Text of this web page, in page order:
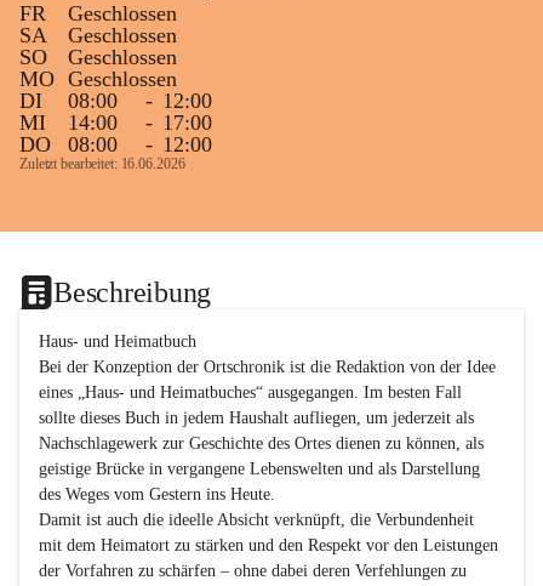
FR
Geschlossen
SA
Geschlossen
SO
Geschlossen
MO Geschlossen
DI
08:00 - 12:00
MI
14:00 - 17:00
DO
08:00 - 12:00
Zuletzt bearbeitet: 16.06.2026
Beschreibung
Haus- und Heimatbuch
Bei der Konzeption der Ortschronik ist die Redaktion von der Idee
eines „Haus- und Heimatbuches“ ausgegangen. Im besten Fall
sollte dieses Buch in jedem Haushalt aufliegen, um jederzeit als
Nachschlagewerk zur Geschichte des Ortes dienen zu können, als
geistige Brücke in vergangene Lebenswelten und als Darstellung
des Weges vom Gestern ins Heute.
Damit ist auch die ideelle Absicht verknüpft, die Verbundenheit
mit dem Heimatort zu stärken und den Respekt vor den Leistungen
der Vorfahren zu schärfen – ohne dabei deren Verfehlungen zu